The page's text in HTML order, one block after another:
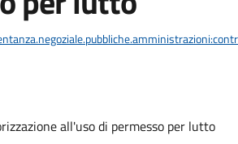
all'uso di permesso per lutto